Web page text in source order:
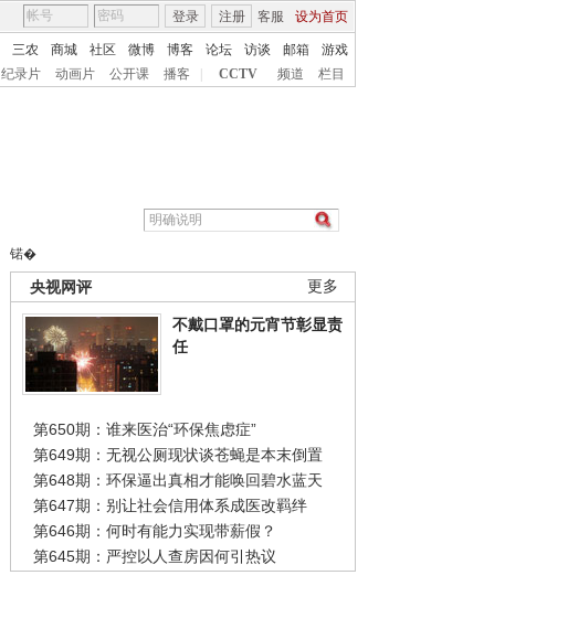
客服 设为首页
登录 注册
三农 商城 社区 微博 博客 论坛 访谈 邮箱
游戏
纪录片 动画片 公开课 播客 CCTV 频道 栏目
锘�
更多
央视网评
不戴口罩的元宵节彰显责
任
第650期：谁来医治“环保焦虑症”
第649期：无视公厕现状谈苍蝇是本末倒置
第648期：环保逼出真相才能唤回碧水蓝天
第647期：别让社会信用体系成医改羁绊
第646期：何时有能力实现带薪假？
第645期：严控以人查房因何引热议